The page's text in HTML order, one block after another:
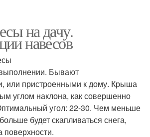
на дачу.
навесов
Бывают
или пристроенными к дому. Крыша
углом наклона, как совершенно
угол: 22-30. Чем меньше
будет скапливаться снега,
поверхности.